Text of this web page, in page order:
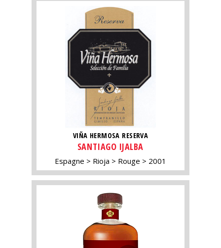
VIÑA HERMOSA RESERVA
SANTIAGO IJALBA
Espagne Rioja Rouge 2001